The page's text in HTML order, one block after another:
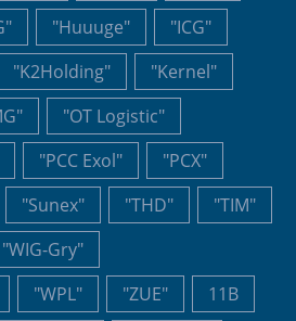
"Huuuge"
"ICG"
"K2Holding"
"Kernel"
"OT Logistic"
"PCC Exol"
"PCX"
"Sunex" "THD"
"TIM"
"WIG-Gry"
"WPL" "ZUE"
11B